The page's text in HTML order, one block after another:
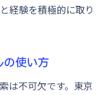
経験を積極的に取り
の使い方
は不可欠です。東京